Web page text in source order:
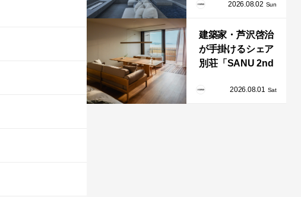
「CHILL2.0」
業！
2026.08.02 Sun
建築家・芦沢啓治
が手掛けるシェア
別荘「SANU 2nd
Owners」、新拠点
2026.08.01 Sat